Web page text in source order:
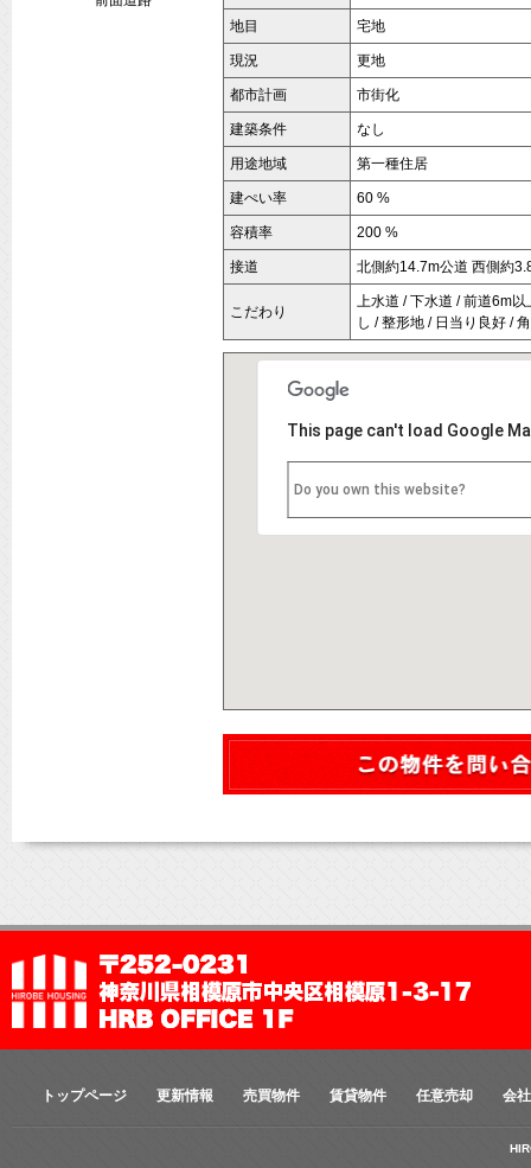
地目 宅地
現況 更地
都市計画 市街化
建築条件 なし
用途地域 第一種住居
建ぺい率 60 %
容積率 200 %
接道 北側約14.7m公道 西側約
こだわり
上水道 / 下水道 / 前道6m
し / 整形地 / 日当り良好 /
This page can't load Google
Do you own this website?
トップページ 更新情報 売買物件 賃貸物件 任意売却 会